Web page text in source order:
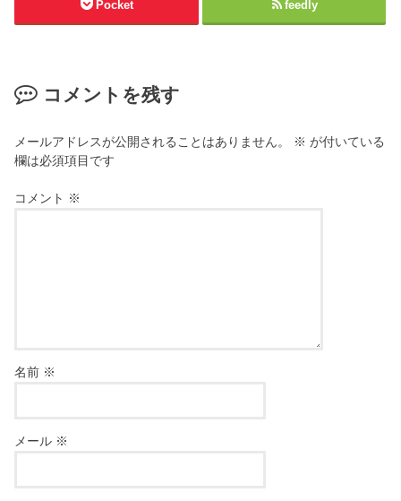
Pocket feedly
コメントを残す
メールアドレスが公開されることはありません。 ※ が付いている
欄は必須項目です
コメント ※
名前 ※
メール ※